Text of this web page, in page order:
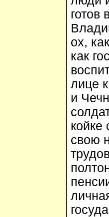
готов
ох,
как
лице
и
койке
свою